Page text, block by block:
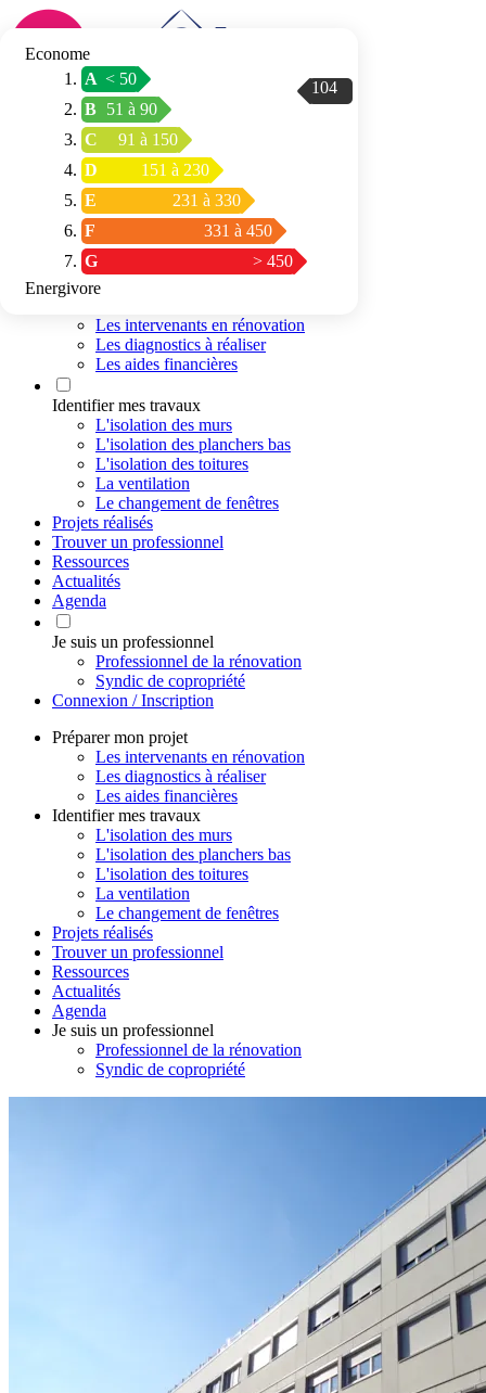
Connexion / Inscription
Trouver mon
espace conseil
Les intervenants en rénovation
Les diagnostics à réaliser
Les aides financières
Identifier mes travaux
L'isolation des murs
L'isolation des planchers bas
L'isolation des toitures
La ventilation
Le changement de fenêtres
Projets réalisés
Trouver un professionnel
Ressources
Actualités
Agenda
Je suis un professionnel
Professionnel de la rénovation
Syndic de copropriété
Connexion / Inscription
Préparer mon projet
Les intervenants en rénovation
Les diagnostics à réaliser
Les aides financières
Identifier mes travaux
L'isolation des murs
L'isolation des planchers bas
L'isolation des toitures
La ventilation
Le changement de fenêtres
Projets réalisés
Trouver un professionnel
Ressources
Actualités
Agenda
Je suis un professionnel
Professionnel de la rénovation
Syndic de copropriété
Econome
A < 50
B 51 à 90
C
91 à 150
D
151 à 230
E
231 à 330
F
331 à 450
G
> 450
104
Energivore